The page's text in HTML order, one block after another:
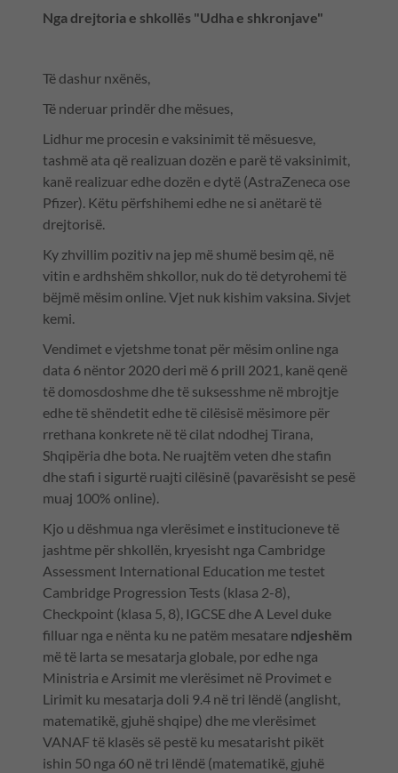
Nga drejtoria e shkollës "Udha e shkronjave"
Të dashur nxënës,
Të nderuar prindër dhe mësues,
Lidhur me procesin e vaksinimit të mësuesve,
tashmë ata që realizuan dozën e parë të vaksinimit,
kanë realizuar edhe dozën e dytë (AstraZeneca ose
Pfizer). Këtu përfshihemi edhe ne si anëtarë të
drejtorisë.
Ky zhvillim pozitiv na jep më shumë besim që, në
vitin e ardhshëm shkollor, nuk do të detyrohemi të
bëjmë mësim online. Vjet nuk kishim vaksina. Sivjet
kemi.
Vendimet e vjetshme tonat për mësim online nga
data 6 nëntor 2020 deri më 6 prill 2021, kanë qenë
të domosdoshme dhe të suksesshme në mbrojtje
edhe të shëndetit edhe të cilësisë mësimore për
rrethana konkrete në të cilat ndodhej Tirana,
Shqipëria dhe bota. Ne ruajtëm veten dhe stafin
dhe stafi i sigurtë ruajti cilësinë (pavarësisht se pesë
muaj 100% online).
Kjo u dëshmua nga vlerësimet e institucioneve të
jashtme për shkollën, kryesisht nga Cambridge
Assessment International Education me testet
Cambridge Progression Tests (klasa 2-8),
Checkpoint (klasa 5, 8), IGCSE dhe A Level duke
filluar nga e nënta ku ne patëm mesatare ndjeshëm
më të larta se mesatarja globale, por edhe nga
Ministria e Arsimit me vlerësimet në Provimet e
Lirimit ku mesatarja doli 9.4 në tri lëndë (anglisht,
matematikë, gjuhë shqipe) dhe me vlerësimet
VANAF të klasës së pestë ku mesatarisht pikët
ishin 50 nga 60 në tri lëndë (matematikë, gjuhë